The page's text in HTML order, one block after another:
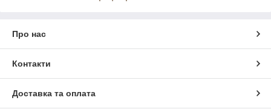
Про нас
Контакти
Доставка та оплата